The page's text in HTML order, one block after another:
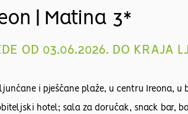
| Matina 3*
OD 03.06.2026. DO KRAJA
i pješčane plaže, u centru Ireona,
hotel; sala za doručak, snack bar,